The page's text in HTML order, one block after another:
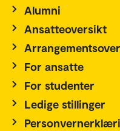
Alumni
Ansatteoversikt
For ansatte
For studenter
Ledige stillinger